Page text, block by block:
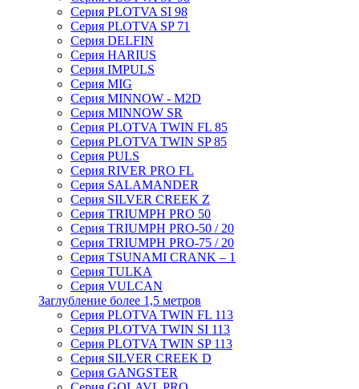
Серия PLOTVA SI 98
Серия PLOTVA SP 71
Серия DELFIN
Серия HARIUS
Серия IMPULS
Серия MIG
Серия MINNOW - M2D
Серия MINNOW SR
Серия PLOTVA TWIN FL 85
Серия PLOTVA TWIN SP 85
Серия PULS
Серия RIVER PRO FL
Серия SALAMANDER
Серия SILVER CREEK Z
Серия TRIUMPH PRO 50
Серия TRIUMPH PRO-50 / 20
Серия TRIUMPH PRO-75 / 20
Серия TSUNAMI CRANK – 1
Серия TULKA
Серия VULCAN
Заглубление более 1,5 метров
Серия PLOTVA TWIN FL 113
Серия PLOTVA TWIN SI 113
Серия PLOTVA TWIN SP 113
Серия SILVER CREEK D
Серия GANGSTER